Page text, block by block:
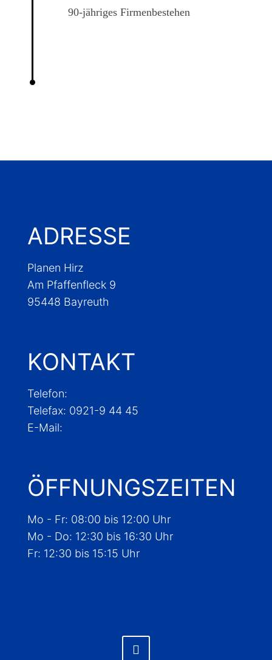
90-jähriges Firmenbestehen
ADRESSE
Planen Hirz
Am Pfaffenfleck 9
95448 Bayreuth
KONTAKT
Telefon:
Telefax: 0921-9 44 45
E-Mail:
ÖFFNUNGS­ZEITEN
Mo - Fr: 08:00 bis 12:00 Uhr
Mo - Do: 12:30 bis 16:30 Uhr
Fr: 12:30 bis 15:15 Uhr